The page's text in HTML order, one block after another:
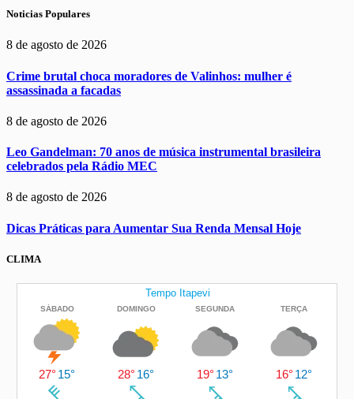
Noticias Populares
8 de agosto de 2026
Crime brutal choca moradores de Valinhos: mulher é
assassinada a facadas
8 de agosto de 2026
Leo Gandelman: 70 anos de música instrumental brasileira
celebrados pela Rádio MEC
8 de agosto de 2026
Dicas Práticas para Aumentar Sua Renda Mensal Hoje
CLIMA